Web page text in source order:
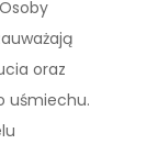
oraz
uśmiechu.